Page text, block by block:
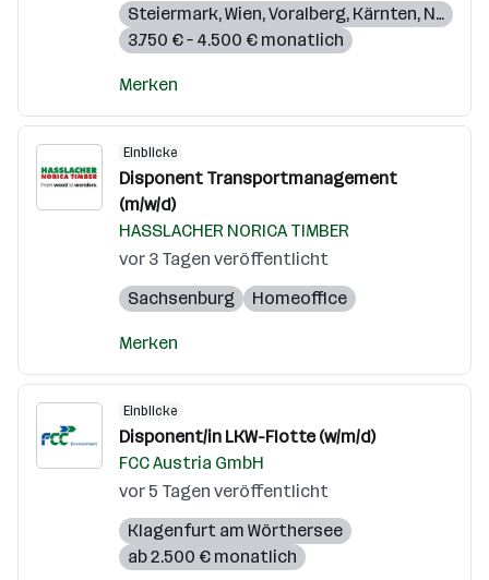
Steiermark,Wien,Voralberg, Kärnten, Niederösterreich
3.750 € – 4.500 € monatlich
Merken
Einblicke
Disponent Transportmanagement
(m/w/d)
HASSLACHER NORICA TIMBER
vor 3 Tagen veröffentlicht
Sachsenburg
Homeoffice
Merken
Einblicke
Disponent/in LKW-Flotte (w/m/d)
FCC Austria GmbH
vor 5 Tagen veröffentlicht
Klagenfurt am Wörthersee
ab 2.500 € monatlich